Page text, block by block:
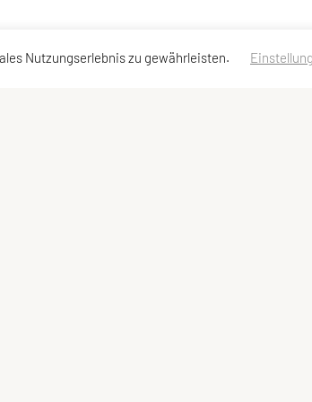
Nutzungserlebnis zu gewährleisten.